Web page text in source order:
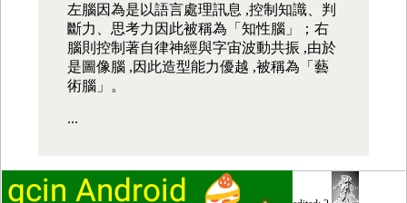
左腦因為是以語言處理訊息 ,控制知識、判
斷力、思考力因此被稱為「知性腦」；右
腦則控制著自律神經與字宙波動共振 ,由於
是圖像腦 ,因此造型能力優越 ,被稱為「藝
術腦」。
...